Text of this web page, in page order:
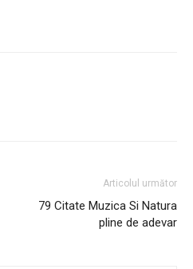
Articolul următor
79 Citate Muzica Si Natura
pline de adevar